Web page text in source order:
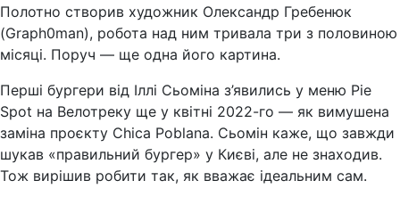
Полотно створив художник Олександр Гребенюк
(Graph0man), робота над ним тривала три з половиною
місяці. Поруч — ще одна його картина.
Перші бургери від Іллі Сьоміна з’явились у меню Pie
Spot на Велотреку ще у квітні 2022-го — як вимушена
заміна проєкту Chica Poblana. Сьомін каже, що завжди
шукав «правильний бургер» у Києві, але не знаходив.
Тож вирішив робити так, як вважає ідеальним сам.